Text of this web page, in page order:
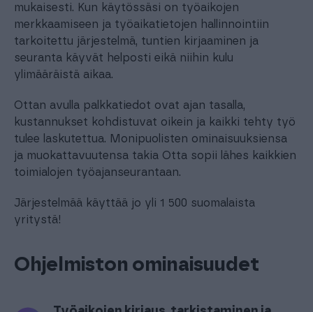
mukaisesti. Kun käytössäsi on työaikojen
merkkaamiseen ja työaikatietojen hallinnointiin
tarkoitettu järjestelmä, tuntien kirjaaminen ja
seuranta käyvät helposti eikä niihin kulu
ylimääräistä aikaa.
Ottan avulla palkkatiedot ovat ajan tasalla,
kustannukset kohdistuvat oikein ja kaikki tehty työ
tulee laskutettua. Monipuolisten ominaisuuksiensa
ja muokattavuutensa takia Otta sopii lähes kaikkien
toimialojen työajanseurantaan.
Järjestelmää käyttää jo yli 1 500 suomalaista
yritystä!
Ohjelmiston ominaisuudet